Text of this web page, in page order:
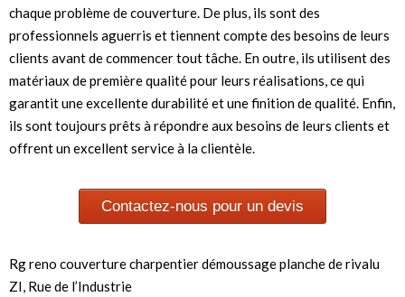
chaque problème de couverture. De plus, ils sont des
professionnels aguerris et tiennent compte des besoins de leurs
clients avant de commencer tout tâche. En outre, ils utilisent des
matériaux de première qualité pour leurs réalisations, ce qui
garantit une excellente durabilité et une finition de qualité. Enfin,
ils sont toujours prêts à répondre aux besoins de leurs clients et
offrent un excellent service à la clientèle.
Contactez-nous pour un devis
Rg reno couverture charpentier démoussage planche de rivalu
ZI, Rue de l’Industrie